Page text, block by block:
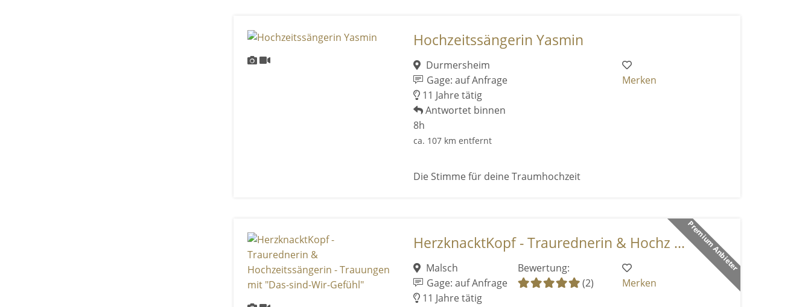
Hochzeitssängerin Yasmin
Durmersheim
Gage: auf Anfrage
11 Jahre tätig
Antwortet binnen
8h
ca. 107 km entfernt
Merken
Die Stimme für deine Traumhochzeit
Premium Anbieter
HerzknacktKopf - Traurednerin & Hochz ...
Malsch
Gage: auf Anfrage
11 Jahre tätig
Bewertung:
(2)
Merken